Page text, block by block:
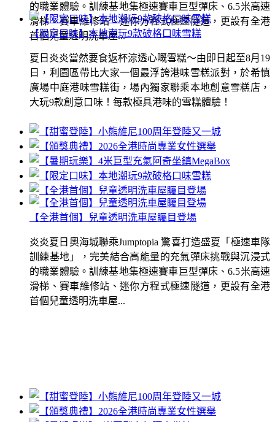
的職業體驗。訓練基地集極速賽車巨型彈床、6.5米高速
滑梯、賽車維修站、迷你方程式極速隧道，更設有全港
首個兒童透明洗車屋...
【限定口味】本地潮玩9款破格口味雪糕
夏日炎炎當然要食返杯涼透心嘅雪糕～由即日起至8月19
日，利園區帶比大家一個最浮誇港味雪糕派對，於希慎
廣場中庭港味雪糕街，場內獨家聯乘本地創意雪糕店，
大玩9款創意口味！每款極具港味的雪糕體驗！
【全港首個】兒童透明洗車屋矚目登場
炎炎夏日奧海城聯乘Jumptopia 驚喜打造盛夏「極速車隊
訓練基地」，完美結合高能量的充氣彈床挑戰與沉浸式
的職業體驗。訓練基地集極速賽車巨型彈床、6.5米高速
滑梯、賽車維修站、迷你方程式極速隧道，更設有全港
首個兒童透明洗車屋...